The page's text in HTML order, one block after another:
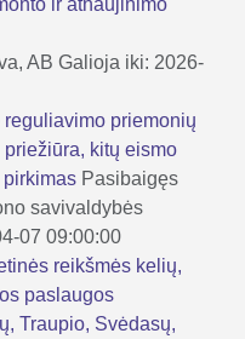
AB Galioja iki: 2026-
priemonių
kitų eismo
Pasibaigęs
savivaldybės
07 09:00:00
reikšmės kelių,
paslaugos
Traupio, Svėdasų,